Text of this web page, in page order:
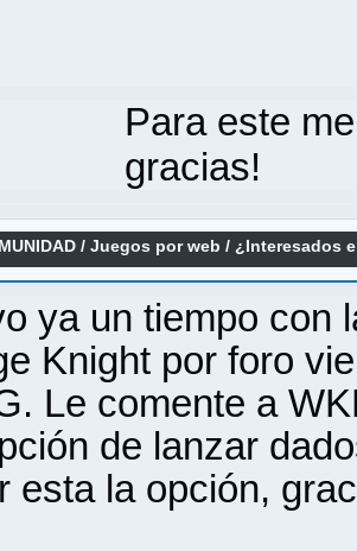
Para este
gracias!
/Juegos por web / ¿Interesados
ya un tiempo con
Knight por foro
Le comente a
de lanzar
esta la opción,